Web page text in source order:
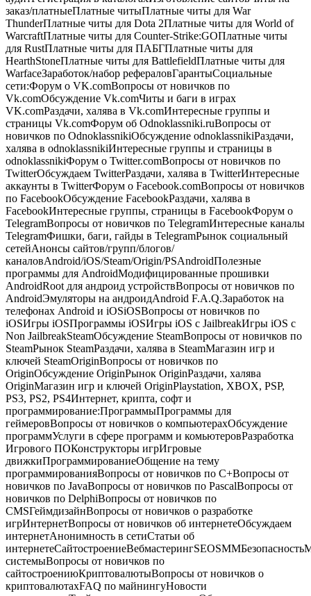
заказ/платныеПлатные читыПлатные читы для War
ThunderПлатные читы для Dota 2Платные читы для World of
WarcraftПлатные читы для Counter-Strike:GOПлатные читы
для RustПлатные читы для ПАБГПлатные читы для
HearthStoneПлатные читы для BattlefieldПлатные читы для
WarfaceЗаработок/набор рефераловГарантыСоциальные
сети:Форум о VK.comВопросы от новичков по
Vk.comОбсуждение Vk.comЧиты и баги в играх
VK.comРаздачи, халява в Vk.comИнтересные группы и
страницы Vk.comФорум об Odnoklassniki.ruВопросы от
новичков по OdnoklassnikiОбсуждение odnoklassnikiРаздачи,
халява в odnoklassnikiИнтересные группы и страницы в
odnoklassnikiФорум о Twitter.comВопросы от новичков по
TwitterОбсуждаем TwitterРаздачи, халява в TwitterИнтересные
аккаунты в TwitterФорум о Facebook.comВопросы от новичков
по FacebookОбсуждение FacebookРаздачи, халява в
FacebookИнтересные группы, страницы в FacebookФорум о
TelegramВопросы от новичков по TelegramИнтересные каналы
TelegramФишки, баги, гайды в TelegramРынок социальный
сетейАнонсы сайтов/групп/блогов/
каналовAndroid/iOS/Steam/Origin/PSAndroidПолезные
программы для AndroidМодифицированные прошивки
AndroidRoot для андроид устройствВопросы от новичков по
AndroidЭмуляторы на андроидAndroid F.A.Q.Заработок на
телефонах Android и iOSiOSВопросы от новичков по
iOSИгры iOSПрограммы iOSИгры iOS с JailbreakИгры iOS с
Non JailbreakSteamОбсуждение SteamВопросы от новичков по
SteamРынок SteamРаздачи, халява в SteamМагазин игр и
ключей SteamOriginВопросы от новичков по
OriginОбсуждение OriginРынок OriginРаздачи, халява
OriginМагазин игр и ключей OriginPlaystation, XBOX, PSP,
PS3, PS2, PS4Интернет, крипта, софт и
программирование:ПрограммыПрограммы для
геймеровВопросы от новичков о компьютерахОбсуждение
программУслуги в сфере программ и комьютеровРазработка
Игрового ПОКонструкторы игрИгровые
движкиПрограммированиеОбщение на тему
программированияВопросы от новичков по С+Вопросы от
новичков по JavaВопросы от новичков по PascalВопросы от
новичков по DelphiВопросы от новичков по
CMSГеймдизайнВопросы от новичков о разработке
игрИнтернетВопросы от новичков об интернетеОбсуждаем
интернетАнонимность в сетиСтатьи об
системыВопросы от новичков по
сайтостроениюКриптовалютыВопросы от новичков о
криптовалютахFAQ по майнингуНовости